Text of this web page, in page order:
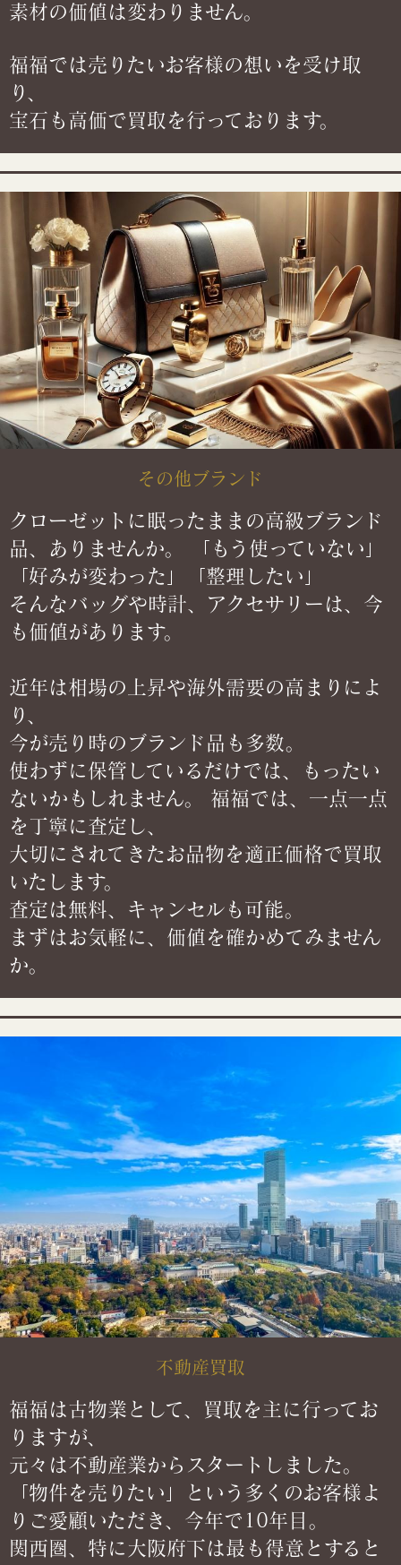
素材の価値は変わりません。
福福では売りたいお客様の想いを受け取
り、
宝石も高価で買取を行っております。
その他ブランド
クローゼットに眠ったままの高級ブランド
品、ありませんか。 「もう使っていない」
「好みが変わった」「整理したい」
そんなバッグや時計、アクセサリーは、今
も価値があります。
近年は相場の上昇や海外需要の高まりによ
り、
今が売り時のブランド品も多数。
使わずに保管しているだけでは、もったい
ないかもしれません。 福福では、一点一点
を丁寧に査定し、
大切にされてきたお品物を適正価格で買取
いたします。
査定は無料、キャンセルも可能。
まずはお気軽に、価値を確かめてみません
か。
不動産買取
福福は古物業として、買取を主に行ってお
りますが、
元々は不動産業からスタートしました。
「物件を売りたい」という多くのお客様よ
りご愛顧いただき、今年で10年目。
関西圏、特に大阪府下は最も得意とすると